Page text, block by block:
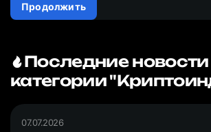
Продолжить
Последние новости
категории
07.07.2026